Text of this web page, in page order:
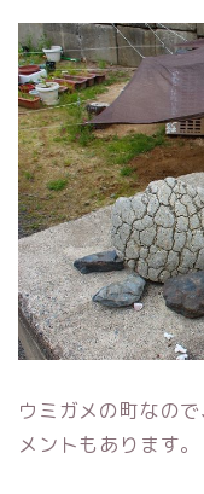
ウミガメの町なの
メントもあります。